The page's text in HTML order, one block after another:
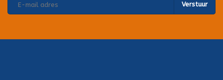
Verstuur